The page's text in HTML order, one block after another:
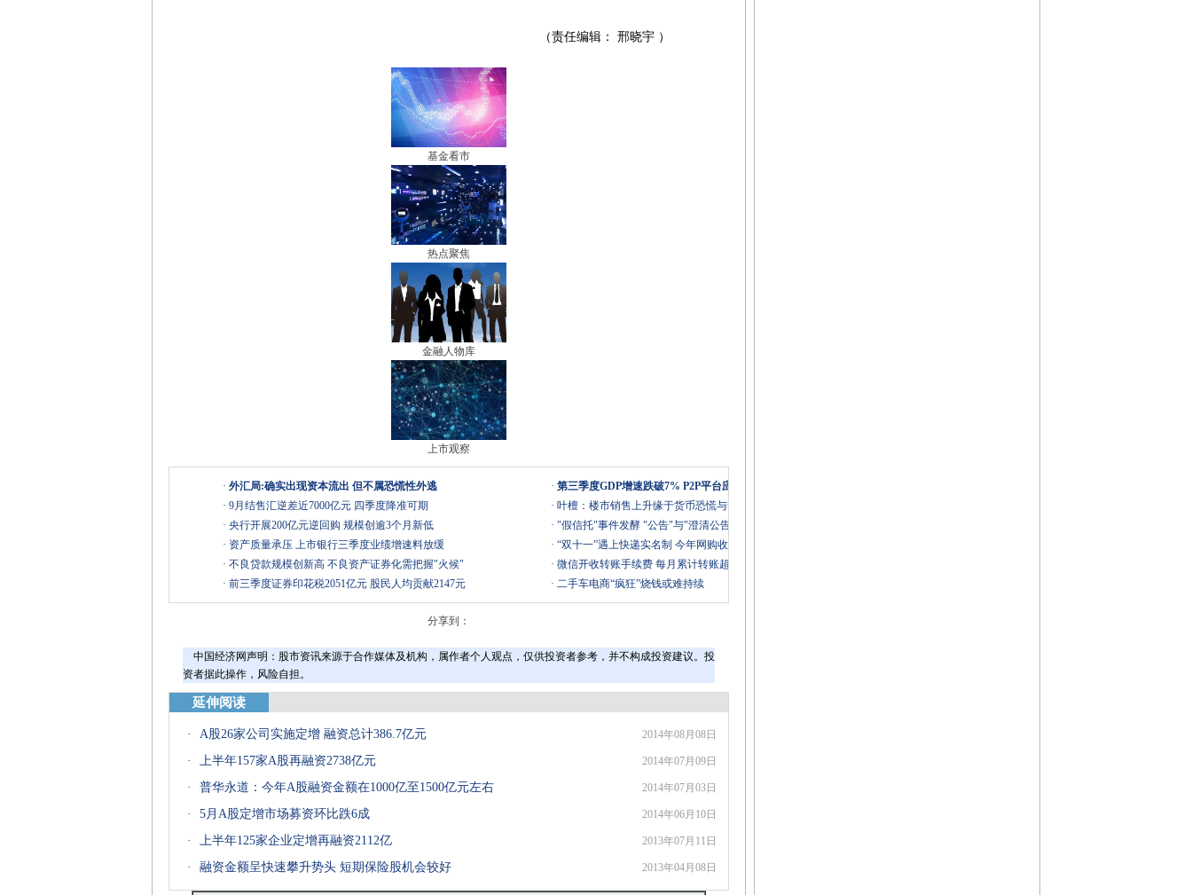
（责任编辑： 邢晓宇 ）
基金看市
热点聚焦
金融人物库
上市观察
· 外汇局:确实出现资本流出 但不属恐慌性外逃
· 9月结售汇逆差近7000亿元 四季度降准可期
· 央行开展200亿元逆回购 规模创逾3个月新低
· 资产质量承压 上市银行三季度业绩增速料放缓
· 不良贷款规模创新高 不良资产证券化需把握"火候"
· 前三季度证券印花税2051亿元 股民人均贡献2147元
· 第三季度GDP增速跌破7% P2P平台应如何应对?
· 叶檀：楼市销售上升缘于货币恐慌与贪婪
· "假信托"事件发酵 "公告"与"澄清公告"引争议
· “双十一”遇上快递实名制 今年网购收件会晚吗？
· 微信开收转账手续费 每月累计转账超2万开始收费
· 二手车电商“疯狂”烧钱或难持续
分享到：
中国经济网声明：股市资讯来源于合作媒体及机构，属作者个人观点，仅供投资者参考，并不构成投资建议。投
资者据此操作，风险自担。
延伸阅读
· A股26家公司实施定增 融资总计386.7亿元 2014年08月08日
· 上半年157家A股再融资2738亿元 2014年07月09日
· 普华永道：今年A股融资金额在1000亿至1500亿元左右 2014年07月03日
· 5月A股定增市场募资环比跌6成 2014年06月10日
· 上半年125家企业定增再融资2112亿 2013年07月11日
· 融资金额呈快速攀升势头 短期保险股机会较好 2013年04月08日